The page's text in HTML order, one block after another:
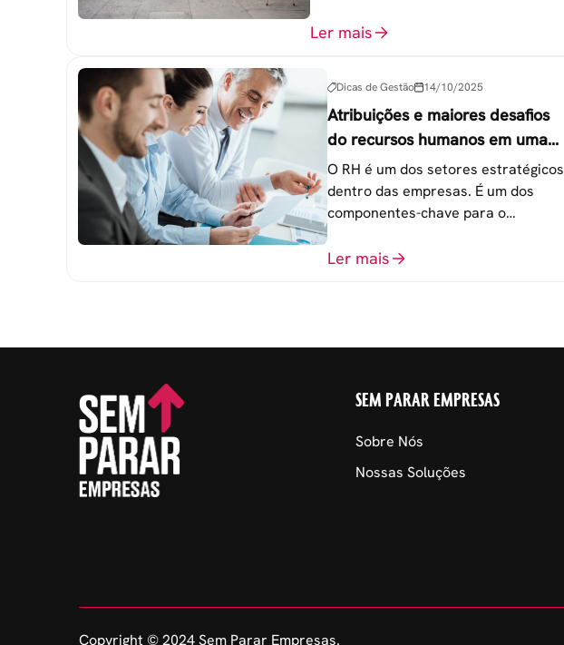
esquecidas.
Ler mais
Dicas de Gestão 14/10/2025
Atribuições e maiores desafios
do recursos humanos em uma
empresa
O RH é um dos setores estratégicos
dentro das empresas. É um dos
componentes-chave para o
atingimento das metas
organizacionais.
Ler mais
SEM PARAR EMPRESAS
Sobre Nós
Nossas Soluções
Copyright © 2024 Sem Parar Empresas.